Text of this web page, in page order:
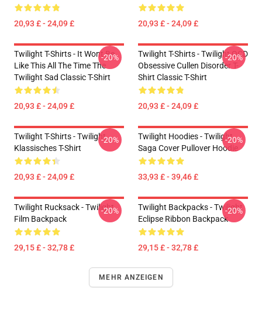
20,93 £ - 24,09 £ 20,93 £ - 24,09 £
Twilight T-Shirts - It Wont Be
Like This All The Time The
Twilight Sad Classic T-Shirt
20,93 £ - 24,09 £
-20%
Twilight T-Shirts - Twilight OCD
Obsessive Cullen Disorder T-
Shirt Classic T-Shirt
20,93 £ - 24,09 £
-20%
Twilight T-Shirts - Twilight
Klassisches T-Shirt
20,93 £ - 24,09 £
-20%
Twilight Hoodies - Twilight
Saga Cover Pullover Hoodie
33,93 £ - 39,46 £
-20%
Twilight Rucksack - Twilight
Film Backpack
29,15 £ - 32,78 £
-20%
Twilight Backpacks - Twilight
Eclipse Ribbon Backpack
29,15 £ - 32,78 £
-20%
MEHR ANZEIGEN